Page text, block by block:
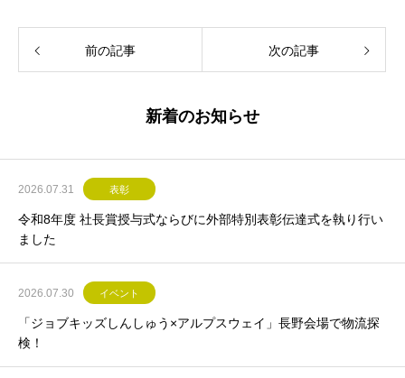
前の記事 次の記事
新着のお知らせ
2026.07.31 表彰
令和8年度 社長賞授与式ならびに外部特別表彰伝達式を執り行い
ました
2026.07.30 イベント
「ジョブキッズしんしゅう×アルプスウェイ」長野会場で物流探
検！